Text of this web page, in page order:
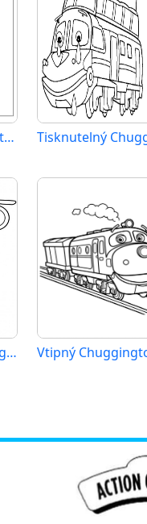
Obrázek Chuggingtonu
Bezplatný Chuggington Vtipný